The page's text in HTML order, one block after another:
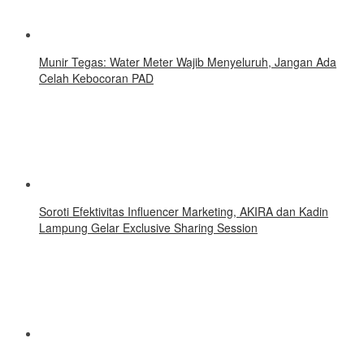
Munir Tegas: Water Meter Wajib Menyeluruh, Jangan Ada
Celah Kebocoran PAD
Soroti Efektivitas Influencer Marketing, AKIRA dan Kadin
Lampung Gelar Exclusive Sharing Session